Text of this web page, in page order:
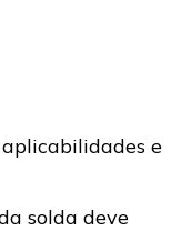
e
solda deve